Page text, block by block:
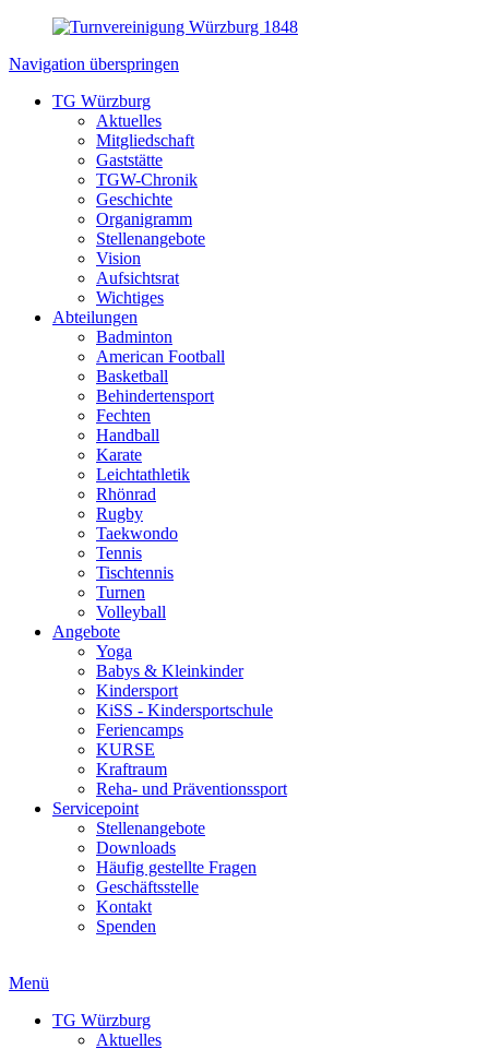
Navigation überspringen
TG Würzburg
Aktuelles
Mitgliedschaft
Gaststätte
TGW-Chronik
Geschichte
Organigramm
Stellenangebote
Vision
Aufsichtsrat
Wichtiges
Abteilungen
Badminton
American Football
Basketball
Behindertensport
Fechten
Handball
Karate
Leichtathletik
Rhönrad
Rugby
Taekwondo
Tennis
Tischtennis
Turnen
Volleyball
Angebote
Yoga
Babys & Kleinkinder
Kindersport
KiSS - Kindersportschule
Feriencamps
KURSE
Kraftraum
Reha- und Präventionssport
Servicepoint
Stellenangebote
Downloads
Häufig gestellte Fragen
Geschäftsstelle
Kontakt
Spenden
Menü
TG Würzburg
Aktuelles